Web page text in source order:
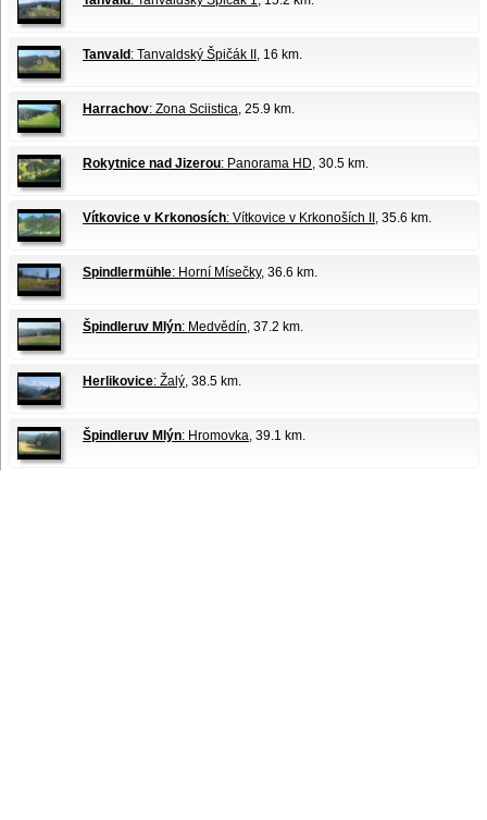
Tanvald : Tanvaldský Špičák II , 16 km.
Harrachov: Zona Sciistica, 25.9 km.
Rokytnice nad Jizerou: Panorama HD, 30.5 km.
Vítkovice v Krkonosích: Vítkovice v Krkonoších II , 35.6 km.
Spindlermühle: Horní Mísečky, 36.6 km.
Špindleruv Mlýn: Medvědín, 37.2 km.
Herlikovice: Žalý, 38.5 km.
Špindleruv Mlýn: Hromovka, 39.1 km.